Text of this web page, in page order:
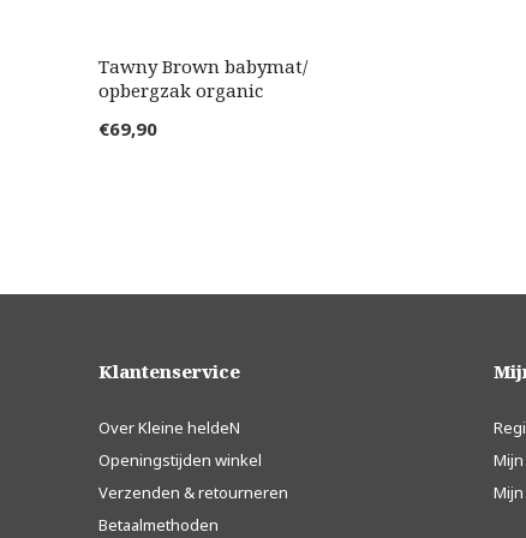
Tawny Brown babymat/
opbergzak organic
€69,90
Klantenservice
Over Kleine heldeN
Openingstijden winkel
Verzenden & retourneren
Betaalmethoden